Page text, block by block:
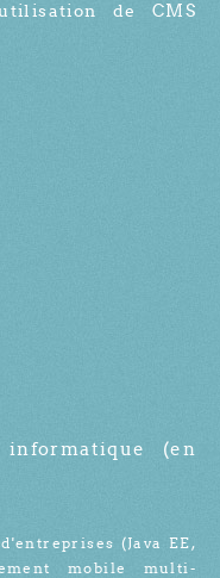
de CMS
(en
(Java EE,
mobile multi-